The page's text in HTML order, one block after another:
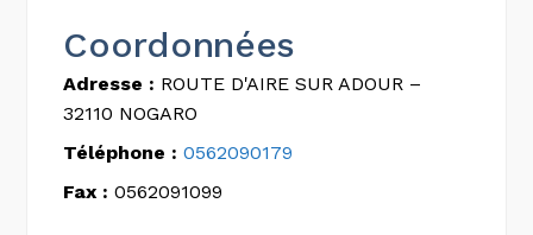
Coordonnées
Adresse : ROUTE D'AIRE SUR ADOUR –
32110 NOGARO
Téléphone : 0562090179
Fax : 0562091099